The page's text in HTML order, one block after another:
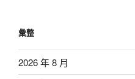
彙整
2026 年 8 月